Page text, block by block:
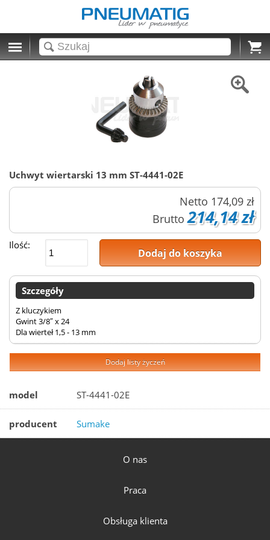
Cart
Uchwyt wiertarski 13 mm ST-4441-02E
Netto 174,09 zł
Brutto 214,14 zł
Ilość:
Dodaj do koszyka
Szczegóły
Z kluczykiem
Gwint 3/8″ x 24
Dla wierteł 1,5 - 13 mm
Dodaj listy życzeń
model ST-4441-02E
producent Sumake
O nas
Praca
Obsługa klienta